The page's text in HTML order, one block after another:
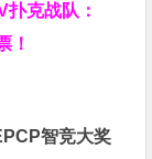
扑克战队：
！
智竞大奖